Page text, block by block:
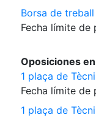
Borsa de
Fecha límite de
Oposiciones
1 plaça de
Fecha límite de
1 plaça de